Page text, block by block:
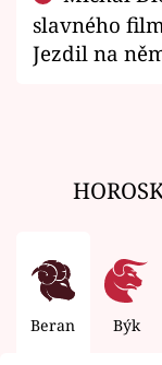
slavného
Jezdil na
Beran Býk